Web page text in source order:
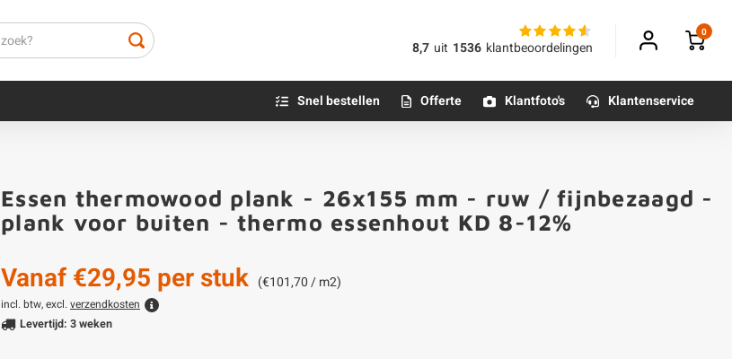
8,7 uit 1536 klantbeoordelingen
0
Blauwsteen sokkels
Olie - voor buiten
Impregneer
Olie en lak - voor binnen
Betonmortels
Snel bestellen Offerte Klantfoto's Klantenservice
Essen thermowood plank - 26x155 mm - ruw / fijnbezaagd -
plank voor buiten - thermo essenhout KD 8-12%
Vanaf€29,95 per stuk (€101,70 / m2)
incl. btw, excl. verzendkosten
Levertijd: 3 weken